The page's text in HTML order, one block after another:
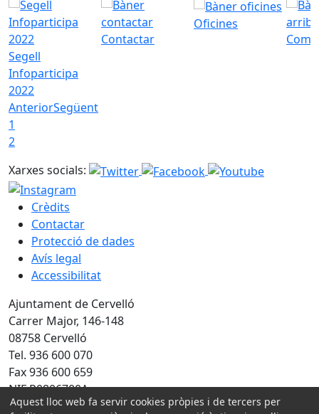
Segell
Infoparticipa
2022
Contactar
Oficines
Com
AnteriorSegüent
1
2
Xarxes socials:
Crèdits
Contactar
Protecció de dades
Avís legal
Accessibilitat
Ajuntament de Cervelló
Carrer Major, 146-148
08758 Cervelló
Tel. 936 600 070
Fax 936 600 659
NIF P0806700A
Aquest lloc web fa servir cookies pròpies i de tercers per